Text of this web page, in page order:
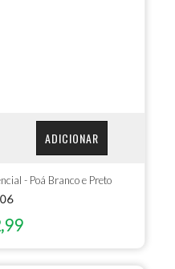
ADICIONAR
- Poá Branco e Preto